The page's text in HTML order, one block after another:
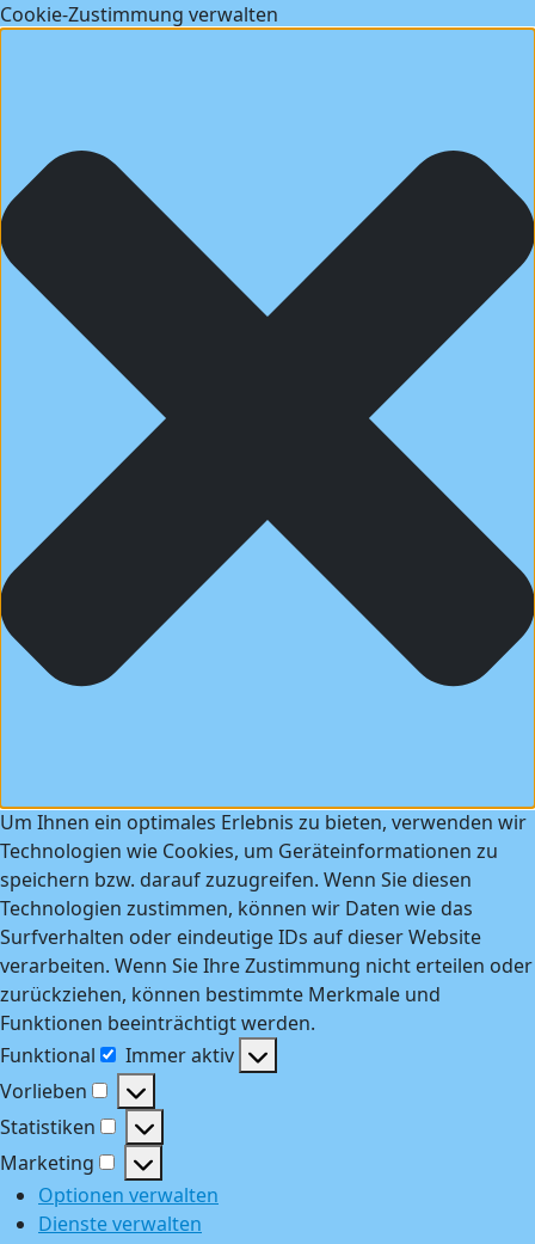
Cookie-Zustimmung verwalten
Um Ihnen ein optimales Erlebnis zu bieten, verwenden wir
Technologien wie Cookies, um Geräteinformationen zu
speichern bzw. darauf zuzugreifen. Wenn Sie diesen
Technologien zustimmen, können wir Daten wie das
Surfverhalten oder eindeutige IDs auf dieser Website
verarbeiten. Wenn Sie Ihre Zustimmung nicht erteilen oder
zurückziehen, können bestimmte Merkmale und
Funktionen beeinträchtigt werden.
Funktional
Funktional
Immer aktiv
Vorlieben
Vorlieben
Statistiken
Statistiken
Marketing
Marketing
Optionen verwalten
Dienste verwalten